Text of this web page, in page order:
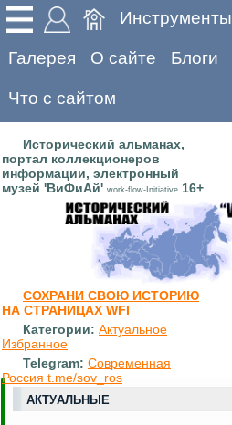
Инструменты
Галерея О сайте Блоги
Что с сайтом
Исторический альманах,
портал коллекционеров
информации, электронный
музей 'ВиФиАй' work-flow-Initiative 16+
СОХРАНИ СВОЮ ИСТОРИЮ
НА СТРАНИЦАХ WFI
Категории: Актуальное
Избранное
Telegram: Современная
Россия t.me/sov_ros
АКТУАЛЬНЫЕ